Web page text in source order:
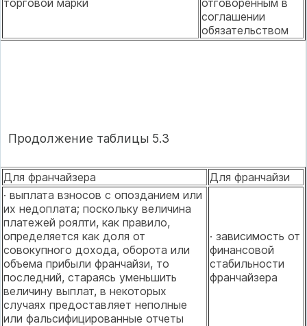
торговой марки
отговоренным в
соглашении
обязательством
Продолжение таблицы 5.3
Для франчайзера
Для франчайзи
· выплата взносов с опозданием или
их недоплата; поскольку величина
платежей роялти, как правило,
определяется как доля от
совокупного дохода, оборота или
объема прибыли франчайзи, то
последний, стараясь уменьшить
величину выплат, в некоторых
случаях предоставляет неполные
или фальсифицированные отчеты
· зависимость от
финансовой
стабильности
франчайзера